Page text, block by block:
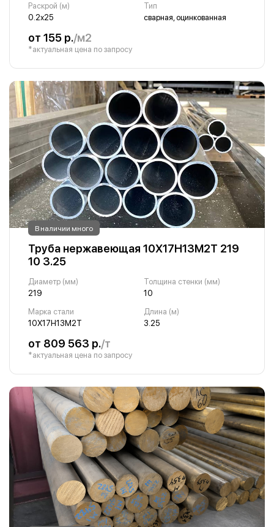
Раскрой (м)
0.2х25
Тип
сварная, оцинкованная
от 155 р./м2
*актуальная цена по запросу
В наличии много
Труба нержавеющая 10Х17Н13М2Т 219
10 3.25
Диаметр (мм)
219
Толщина стенки (мм)
10
Марка стали
10Х17Н13М2Т
Длина (м)
3.25
от 809 563 р./т
*актуальная цена по запросу